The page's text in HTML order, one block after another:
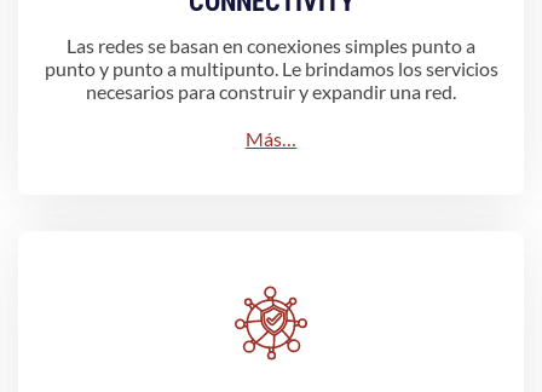
Las redes se basan en conexiones simples punto a
punto y punto a multipunto. Le brindamos los servicios
necesarios para construir y expandir una red.
Más…